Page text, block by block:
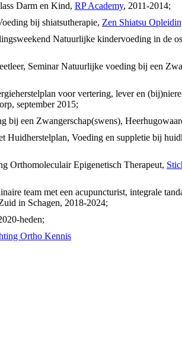
Darm en Kind, RP Academy, 2011-2014;
bij shiatsutherapie, Zen Shiatsu
Natuurlijke kindervoeding in de
Seminar Natuurlijke voeding bij een
voor vertering, lever en
september 2015;
bij een Zwangerschap(swens),
Voeding en suppletie bij
Orthomoleculair Epigenetisch Therapeut,
team met een acupuncturist, integrale
in Schagen, 2018-2024;
heden;
Ortho Kennis